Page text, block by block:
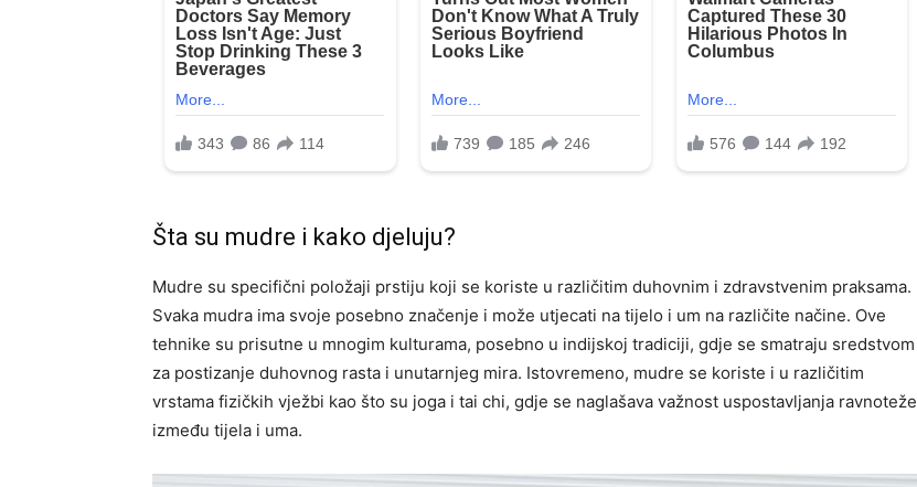
Šta su mudre i kako djeluju?
Mudre su specifični položaji prstiju koji se koriste u različitim duhovnim i zdravstvenim praksama.
Svaka mudra ima svoje posebno značenje i može utjecati na tijelo i um na različite načine. Ove
tehnike su prisutne u mnogim kulturama, posebno u indijskoj tradiciji, gdje se smatraju sredstvom
za postizanje duhovnog rasta i unutarnjeg mira. Istovremeno, mudre se koriste i u različitim
vrstama fizičkih vježbi kao što su joga i tai chi, gdje se naglašava važnost uspostavljanja ravnoteže
između tijela i uma.